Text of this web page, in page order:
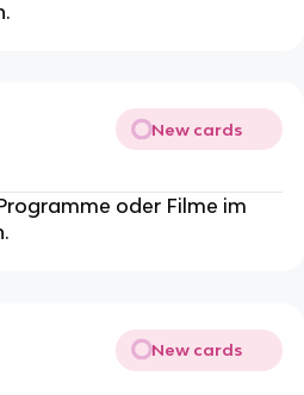
New cards
oder Filme im
New cards